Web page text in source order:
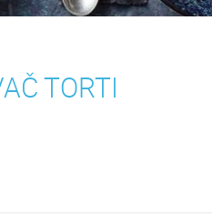
TORTI